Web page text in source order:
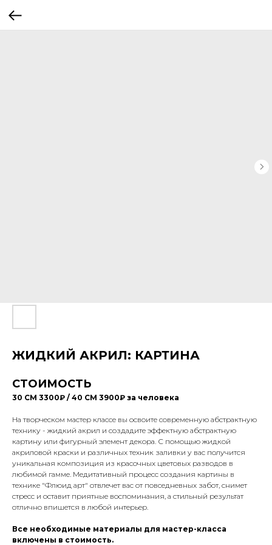
ЖИДКИЙ АКРИЛ: КАРТИНА
СТОИМОСТЬ
30 СМ 3300₽ / 40 СМ 3900₽ за человека
На творческом мастер классе вы освоите современную абстрактную
технику - жидкий акрил и создадите эффектную абстрактную
картину или фигурный элемент декора. С помощью жидкой
акриловой краски и различных техник заливки у вас получится
уникальная композиция из красочных цветовых разводов в
любимой гамме. Медитативный процесс создания картины в
технике "Флюид арт" отвлечет вас от повседневных забот, снимет
стресс и оставит приятные воспоминания, а стильный результат
отлично впишется в любой интерьер.
Все необходимые материалы для мастер-класса
включены в стоимость.